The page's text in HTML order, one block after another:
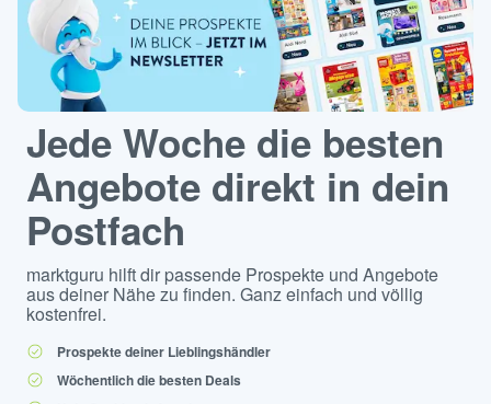
Jede Woche die besten
Angebote direkt in dein
Postfach
marktguru hilft dir passende Prospekte und Angebote
aus deiner Nähe zu finden. Ganz einfach und völlig
kostenfrei.
Prospekte deiner Lieblingshändler
Wöchentlich die besten Deals